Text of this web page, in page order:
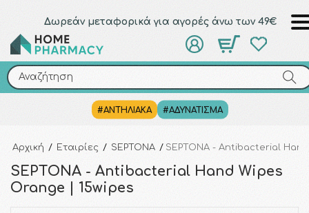
Δωρεάν μεταφορικά για αγορές άνω των 49€
Αναζήτηση
#ΑΝΤΗΛΙΑΚΑ #ΑΔΥΝΑΤΙΣΜΑ
Αναζήτηση
Αρχική / Εταιρίες / SEPTONA / SEPTONA - Antibacterial
SEPTONA - Antibacterial Hand Wipes
Orange | 15wipes